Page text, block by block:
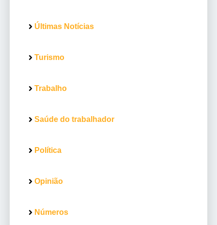
Últimas Notícias
Turismo
Trabalho
Saúde do trabalhador
Política
Opinião
Números